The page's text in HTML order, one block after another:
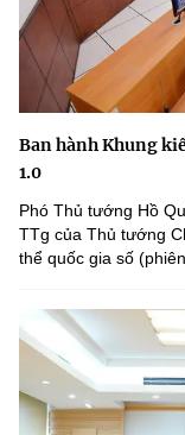
Ban hành Khung
1.0
Phó Thủ tướng Hồ
TTg của Thủ tướng
thể quốc gia số